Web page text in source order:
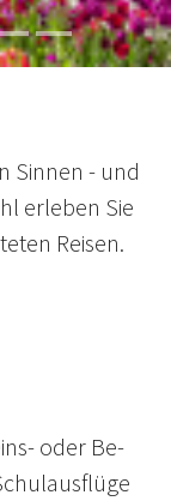
Sinnen - und
erleben Sie
Reisen.
oder Be­